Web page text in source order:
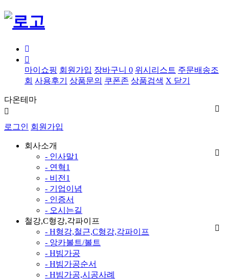
마이쇼핑 회원가입 장바구니 0 위시리스트 주문배송조
회 사용후기 상품문의 쿠폰존 상품검색 X 닫기
다온테마
로그인 회원가입
회사소개
- 인사말1
- 연혁1
- 비전1
- 기업이념
- 인증서
- 오시는길
철강,C형강,각파이프
- H형강,철근,C형강,각파이프
- 앙카볼트/볼트
- H빔가공
- H빔가공순서
- H빔가공,시공사례